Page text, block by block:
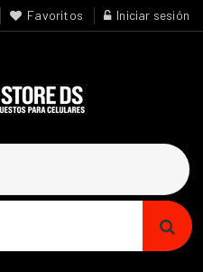
Favoritos Iniciar sesión